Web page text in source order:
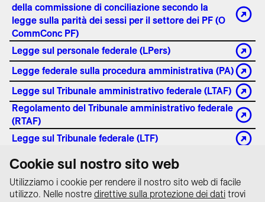
della commissione di conciliazione secondo la
legge sulla parità dei sessi per il settore dei PF (O
CommConc PF)
Legge sul personale federale (LPers)
Legge federale sulla procedura amministrativa (PA)
Legge sul Tribunale amministrativo federale (LTAF)
Regolamento del Tribunale amministrativo federale
(RTAF)
Legge sul Tribunale federale (LTF)
(OPersTF)
Cookie sul nostro sito web
Utilizziamo i cookie per rendere il nostro sito web di facile
utilizzo. Nelle nostre direttive sulla protezione dei dati trovi